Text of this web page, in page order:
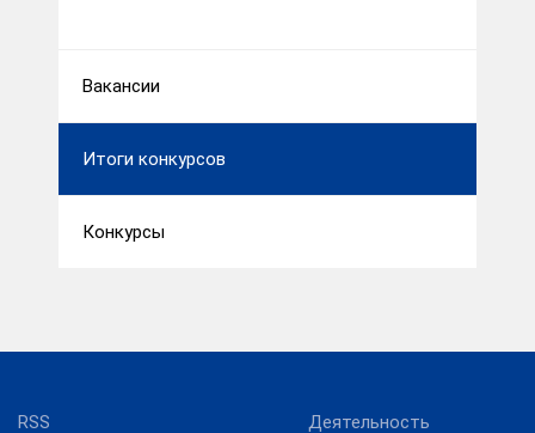
Вакансии
Итоги конкурсов
Конкурсы
RSS Деятельность